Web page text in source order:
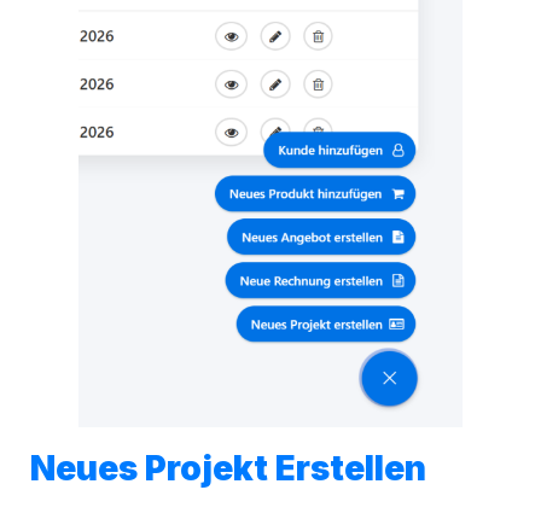
Neues Projekt Erstellen